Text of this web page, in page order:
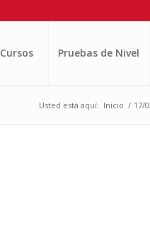
Cursos Pruebas de Nivel
Usted está aquí: Inicio / 17/